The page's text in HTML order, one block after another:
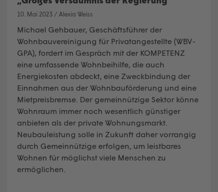
10. Mai 2023 / Alexia Weiss
Michael Gehbauer, Geschäftsführer der
Wohnbauvereinigung für Privatangestellte (WBV-
GPA), fordert im Gespräch mit der KOMPETENZ
eine umfassende Wohnbeihilfe, die auch
Energiekosten abdeckt, eine Zweckbindung der
Einnahmen aus der Wohnbauförderung und eine
Mietpreisbremse. Der gemeinnützige Sektor könne
Wohnraum immer noch wesentlich günstiger
anbieten als der private Wohnungsmarkt.
Neubauleistung solle in Zukunft daher vorrangig
durch Gemeinnützige erfolgen, um leistbares
Wohnen für möglichst viele Menschen zu
ermöglichen.